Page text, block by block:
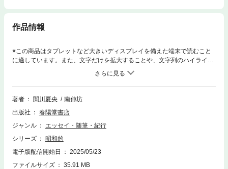
作品情報
※この商品はタブレットなど大きいディスプレイを備えた端末で読むこと
に適しています。また、文字だけを拡大することや、文字列のハイライ
ト、検索、辞書の参照、引用などの機能が使用できません。時は過ぎた。
「昭和的センス」から逃れられない、時代遅れの著者のささやかな抵抗。
辛口にして味わい深い珠玉のエッセイ集。南伸坊さんによる描き下ろしを
含む絵34点も収録。タイトルレタリング ヨコカクブックデザイン 赤波
著者 関川夏央
南伸坊
出版社
春陽堂書店
ジャンル
エッセイ・随筆・紀行
シリーズ
昭和的
電子版配信開始日
2025/05/23
ファイルサイズ
35.91 MB